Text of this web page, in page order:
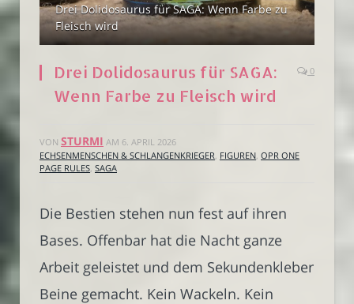
Drei Dolidosaurus für SAGA: Wenn Farbe zu
Fleisch wird
Drei Dolidosaurus für SAGA:
Wenn Farbe zu Fleisch wird
0
VON STURMI AM 6. APRIL 2026
ECHSENMENSCHEN & SCHLANGENKRIEGER FIGUREN OPR ONE
PAGE RULES SAGA
Die Bestien stehen nun fest auf ihren
Bases. Offenbar hat die Nacht ganze
Arbeit geleistet und dem Sekundenkleber
Beine gemacht. Kein Wackeln. Kein